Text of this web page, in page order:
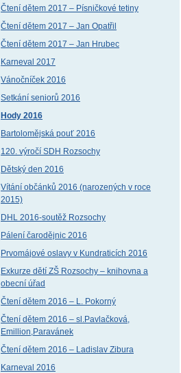
Čtení dětem 2017 – Písničkové tetiny
Čtení dětem 2017 – Jan Opatřil
Čtení dětem 2017 – Jan Hrubec
Karneval 2017
Vánočníček 2016
Setkání seniorů 2016
Hody 2016
Bartolomějská pouť 2016
120. výročí SDH Rozsochy
Dětský den 2016
Vítání občánků 2016 (narozených v roce
2015)
DHL 2016-soutěž Rozsochy
Pálení čarodějnic 2016
Prvomájové oslavy v Kundraticích 2016
Exkurze dětí ZŠ Rozsochy – knihovna a
obecní úřad
Čtení dětem 2016 – L. Pokorný
Čtení dětem 2016 – sl.Pavlačková,
Emillion,Paravánek
Čtení dětem 2016 – Ladislav Zibura
Karneval 2016